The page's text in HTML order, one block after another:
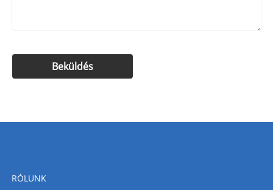
RÓLUNK